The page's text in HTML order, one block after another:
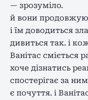
— зрозуміло.
й вони
і їм доводиться
дивиться так. і
Ванітас сміється
хоче дізнатись
спостерігає за
є почуття. і